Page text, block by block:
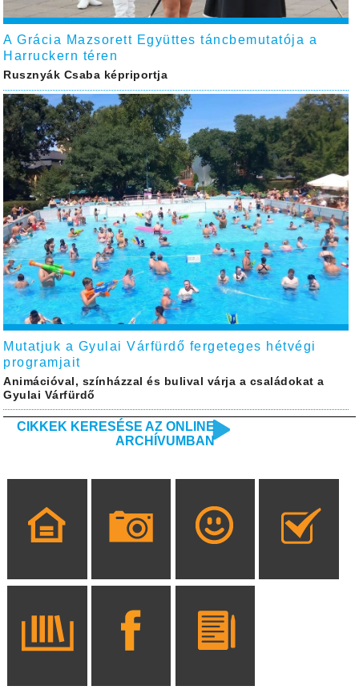
A Grácia Mazsorett Együttes táncbemutatója a
Harruckern téren
Rusznyák Csaba képriportja
Mutatjuk a Gyulai Várfürdő fergeteges hétvégi
programjait
Animációval, színházzal és bulival várja a családokat a
Gyulai Várfürdő
CIKKEK KERESÉSE AZ ONLINE
ARCHÍVUMBAN